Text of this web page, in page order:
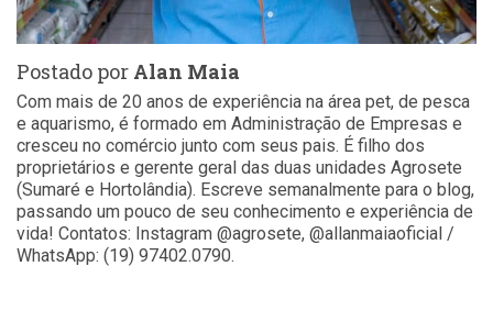
Postado por Alan Maia
Com mais de 20 anos de experiência na área pet, de pesca
e aquarismo, é formado em Administração de Empresas e
cresceu no comércio junto com seus pais. É filho dos
proprietários e gerente geral das duas unidades Agrosete
(Sumaré e Hortolândia). Escreve semanalmente para o blog,
passando um pouco de seu conhecimento e experiência de
vida! Contatos: Instagram @agrosete, @allanmaiaoficial /
WhatsApp: (19) 97402.0790.